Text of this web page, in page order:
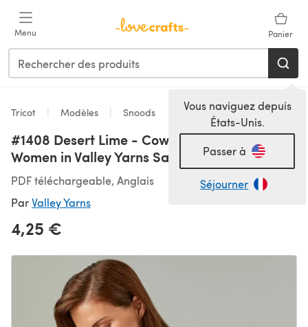
Menu Panier
Vous naviguez depuis
États-Unis.
Passer à
Séjourner
Tricot Modèles Snoods
#1408 Desert Lime - Cowl Knitting Pattern for
Women in Valley Yarns Savoy
PDF téléchargeable, Anglais
ParValley Yarns
4,25 €